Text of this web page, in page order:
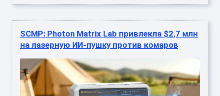
SCMP: Photon Matrix Lab привлекла $2,7 млн
на лазерную ИИ-пушку против комаров